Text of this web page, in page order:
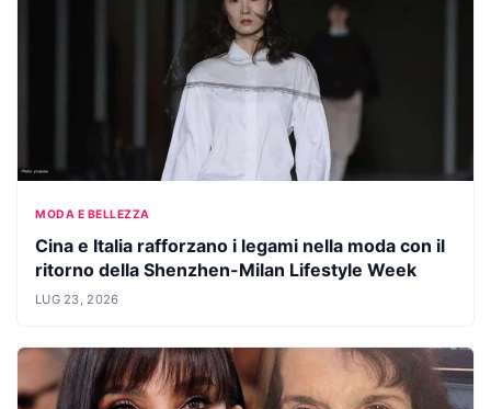
MODA E BELLEZZA
Cina e Italia rafforzano i legami nella moda con il
ritorno della Shenzhen-Milan Lifestyle Week
LUG 23, 2026